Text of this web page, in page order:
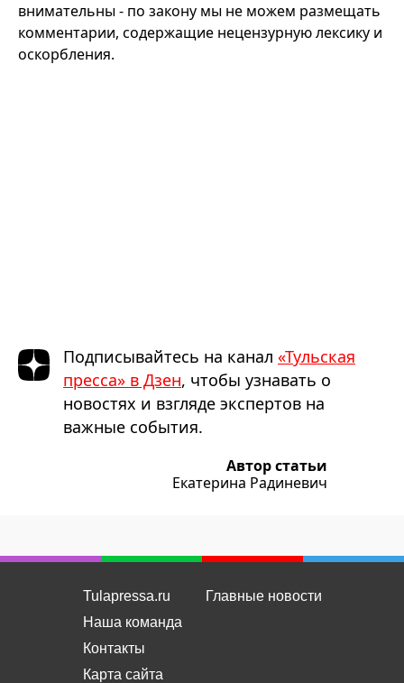
внимательны - по закону мы не можем размещать
комментарии, содержащие нецензурную лексику и
оскорбления.
Подписывайтесь на канал «Тульская
пресса» в Дзен, чтобы узнавать о
новостях и взгляде экспертов на
важные события.
Автор статьи
Екатерина Радиневич
Tulapressa.ru
Наша команда
Контакты
Карта сайта
Главные новости